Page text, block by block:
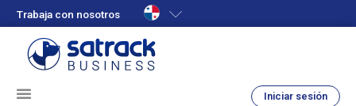
Trabaja con nosotros
Iniciar sesión